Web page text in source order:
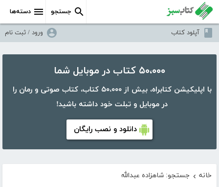
دسته‌ها جستجو
آپلود کتاب ورود / ثبت نام
۵۰،۰۰۰ کتاب در موبایل شما
با اپلیکیشن کتابراه، بیش از ۵۰،۰۰۰ کتاب، کتاب صوتی و رمان را
در موبایل و تبلت خود داشته باشید!
دانلود و نصب رایگان
خانه › جستجو: شاهزاده عبدالله